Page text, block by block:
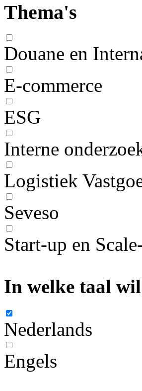
Thema's
Douane en
E-commerce
ESG
Interne
Logistiek
Seveso
Start-up en
In welke taal
Nederlands
Engels